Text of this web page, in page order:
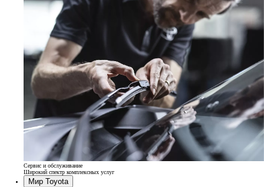
Сервис и обслуживание
Широкий спектр комплексных услуг
Мир Toyota